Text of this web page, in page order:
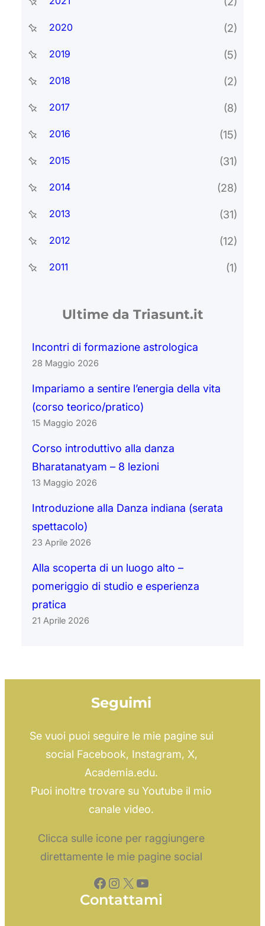
2020 (2)
2019 (5)
2018 (2)
2017 (8)
2016 (15)
2015 (31)
2014 (28)
2013 (31)
2012 (12)
2011 (1)
Ultime da Triasunt.it
Incontri di formazione astrologica
28 Maggio 2026
Impariamo a sentire l’energia della vita
(corso teorico/pratico)
15 Maggio 2026
Corso introduttivo alla danza
Bharatanatyam – 8 lezioni
13 Maggio 2026
Introduzione alla Danza indiana (serata
spettacolo)
23 Aprile 2026
Alla scoperta di un luogo alto –
pomeriggio di studio e esperienza
pratica
21 Aprile 2026
Seguimi
Se vuoi puoi seguire le mie pagine sui
social Facebook, Instagram, X,
Academia.edu.
Puoi inoltre trovare su Youtube il mio
canale video.
Clicca sulle icone per raggiungere
direttamente le mie pagine social
Facebook Instagram X YouTube
Contattami